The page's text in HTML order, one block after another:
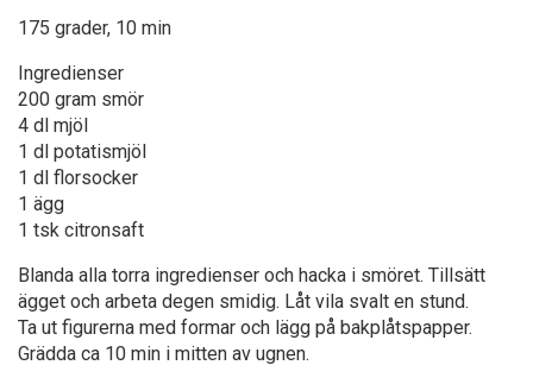
175 grader, 10 min
Ingredienser
200 gram smör
4 dl mjöl
1 dl potatismjöl
1 dl florsocker
1 ägg
1 tsk citronsaft
Blanda alla torra ingredienser och hacka i smöret. Tillsätt
ägget och arbeta degen smidig. Låt vila svalt en stund.
Ta ut figurerna med formar och lägg på bakplåtspapper.
Grädda ca 10 min i mitten av ugnen.